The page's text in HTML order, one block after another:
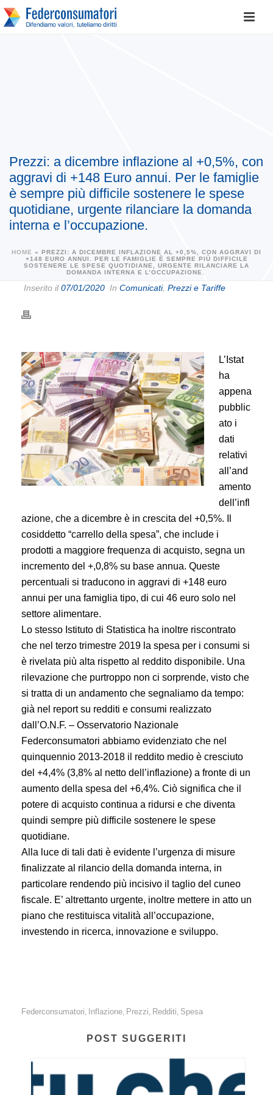
Prezzi: a dicembre inflazione al +0,5%, con
aggravi di +148 Euro annui. Per le famiglie
è sempre più difficile sostenere le spese
quotidiane, urgente rilanciare la domanda
interna e l’occupazione.
HOME » PREZZI: A DICEMBRE INFLAZIONE AL +0,5%, CON AGGRAVI DI
+148 EURO ANNUI. PER LE FAMIGLIE È SEMPRE PIÙ DIFFICILE
SOSTENERE LE SPESE QUOTIDIANE, URGENTE RILANCIARE LA
DOMANDA INTERNA E L’OCCUPAZIONE.
Inserito il07/01/2020 In Comunicati, Prezzi e Tariffe
L’Istat
ha
appena
pubblic
ato i
dati
relativi
all’and
amento
dell’infl
azione, che a dicembre è in crescita del +0,5%. Il
cosiddetto “carrello della spesa”, che include i
prodotti a maggiore frequenza di acquisto, segna un
incremento del +,0,8% su base annua. Queste
percentuali si traducono in aggravi di +148 euro
annui per una famiglia tipo, di cui 46 euro solo nel
settore alimentare.
Lo stesso Istituto di Statistica ha inoltre riscontrato
che nel terzo trimestre 2019 la spesa per i consumi si
è rivelata più alta rispetto al reddito disponibile. Una
rilevazione che purtroppo non ci sorprende, visto che
si tratta di un andamento che segnaliamo da tempo:
già nel report su redditi e consumi realizzato
dall’O.N.F. – Osservatorio Nazionale
Federconsumatori abbiamo evidenziato che nel
quinquennio 2013-2018 il reddito medio è cresciuto
del +4,4% (3,8% al netto dell’inflazione) a fronte di un
aumento della spesa del +6,4%. Ciò significa che il
potere di acquisto continua a ridursi e che diventa
quindi sempre più difficile sostenere le spese
quotidiane.
Alla luce di tali dati è evidente l’urgenza di misure
finalizzate al rilancio della domanda interna, in
particolare rendendo più incisivo il taglio del cuneo
fiscale. E’ altrettanto urgente, inoltre mettere in atto un
piano che restituisca vitalità all’occupazione,
investendo in ricerca, innovazione e sviluppo.
Federconsumatori, Inflazione, Prezzi, Redditi, Spesa
POST SUGGERITI